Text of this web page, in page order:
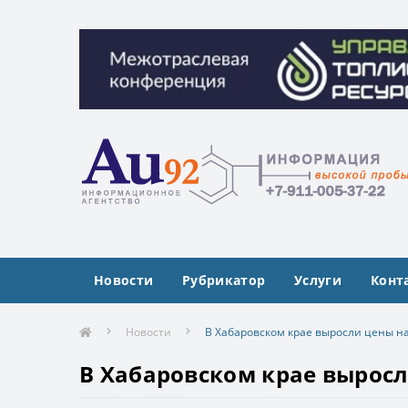
Межотраслевая конференция
Межотраслевая конференция
Новости Рубрикатор Услуги
Новости В Хабаровском крае выросли цены
В Хабаровском крае